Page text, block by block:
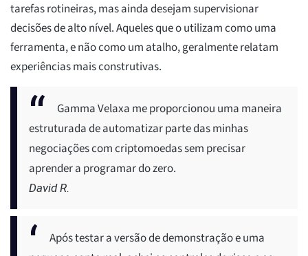
tarefas rotineiras, mas ainda desejam supervisionar
decisões de alto nível. Aqueles que o utilizam como uma
ferramenta, e não como um atalho, geralmente relatam
experiências mais construtivas.
Gamma Velaxa me proporcionou uma maneira
estruturada de automatizar parte das minhas
negociações com criptomoedas sem precisar
aprender a programar do zero.
David R.
Após testar a versão de demonstração e uma